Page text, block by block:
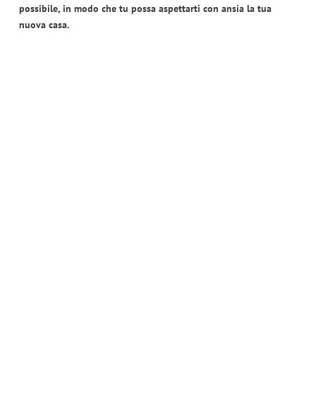
possibile, in modo che tu possa aspettarti con ansia la tua
nuova casa.